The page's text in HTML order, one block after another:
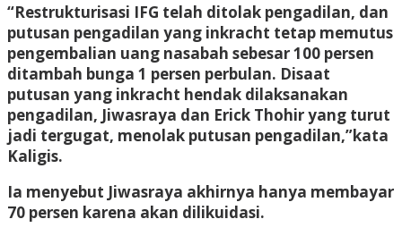
“Restrukturisasi IFG telah ditolak pengadilan, dan
putusan pengadilan yang inkracht tetap memutus
pengembalian uang nasabah sebesar 100 persen
ditambah bunga 1 persen perbulan. Disaat
putusan yang inkracht hendak dilaksanakan
pengadilan, Jiwasraya dan Erick Thohir yang turut
jadi tergugat, menolak putusan pengadilan,”kata
Kaligis.
Ia menyebut Jiwasraya akhirnya hanya membayar
70 persen karena akan dilikuidasi.